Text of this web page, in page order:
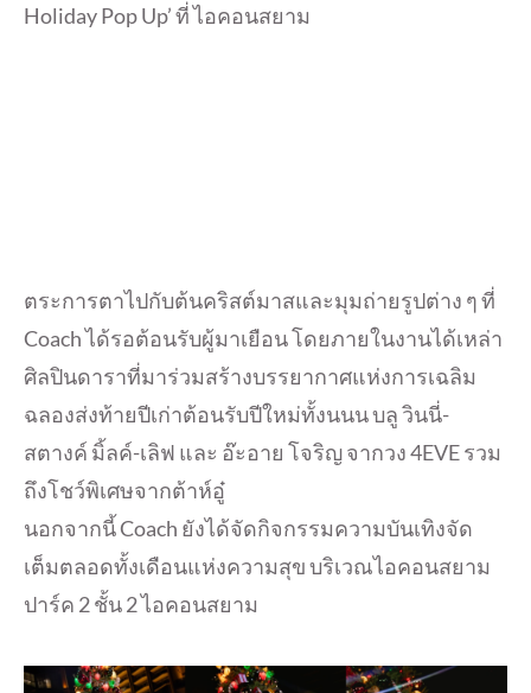
Holiday Pop Up’ ที่ ไอคอนสยาม
ตระการตาไปกับต้นคริสต์มาสและมุมถ่ายรูปต่าง ๆ ที่
Coach ได้รอต้อนรับผู้มาเยือน โดยภายในงานได้เหล่า
ศิลปินดาราที่มาร่วมสร้างบรรยากาศแห่งการเฉลิม
ฉลองส่งท้ายปีเก่าต้อนรับปีใหม่ทั้งนนน บลู วินนี่-
สตางค์ มิ้ลค์-เลิฟ และ อ๊ะอาย โจริญ จากวง 4EVE รวม
ถึงโชว์พิเศษจากต้าห์อู๋
นอกจากนี้ Coach ยังได้จัดกิจกรรมความบันเทิงจัด
เต็มตลอดทั้งเดือนแห่งความสุข บริเวณไอคอนสยาม
ปาร์ค 2 ชั้น 2 ไอคอนสยาม